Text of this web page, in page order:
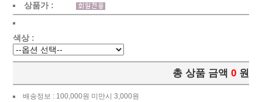
상품가 :
색상 :
총 상품 금액 0 원
배송정보 : 100,000원 미만시 3,000원